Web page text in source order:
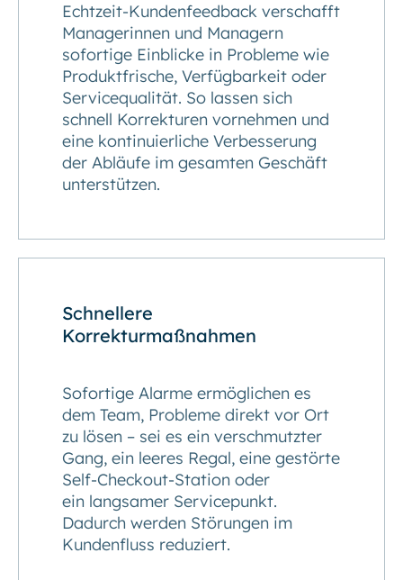
Echtzeit-Kundenfeedback verschafft
Managerinnen und Managern
sofortige Einblicke in Probleme wie
Produktfrische, Verfügbarkeit oder
Servicequalität. So lassen sich
schnell Korrekturen vornehmen und
eine kontinuierliche Verbesserung
der Abläufe im gesamten Geschäft
unterstützen.
Schnellere
Korrekturmaßnahmen
Sofortige Alarme ermöglichen es
dem Team, Probleme direkt vor Ort
zu lösen – sei es ein verschmutzter
Gang, ein leeres Regal, eine gestörte
Self-Checkout-Station oder
ein langsamer Servicepunkt.
Dadurch werden Störungen im
Kundenfluss reduziert.